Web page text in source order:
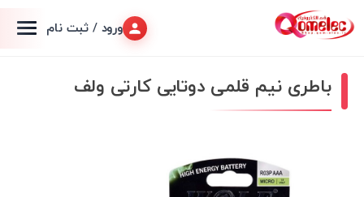
ورود / ثبت نام
باطری نیم قلمی دوتایی کارتی ولف